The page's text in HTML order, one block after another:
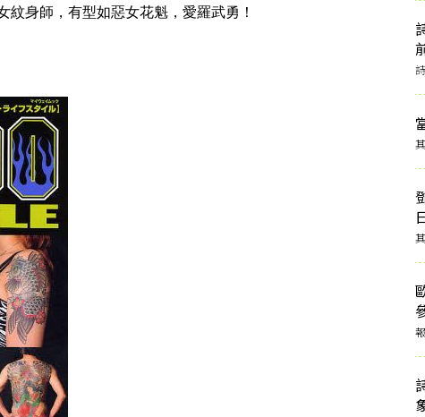
身師，有型如惡女花魁，愛羅武勇！